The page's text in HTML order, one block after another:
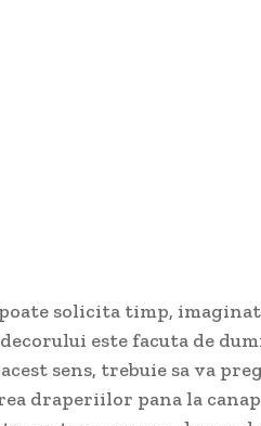
solicita timp,
este facuta de
sens, trebuie sa va
draperiilor pana la